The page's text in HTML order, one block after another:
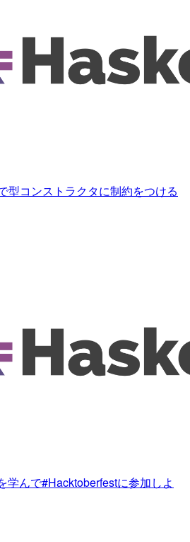
型コンストラクタに制約をつける
学んで#Hacktoberfestに参加しよ